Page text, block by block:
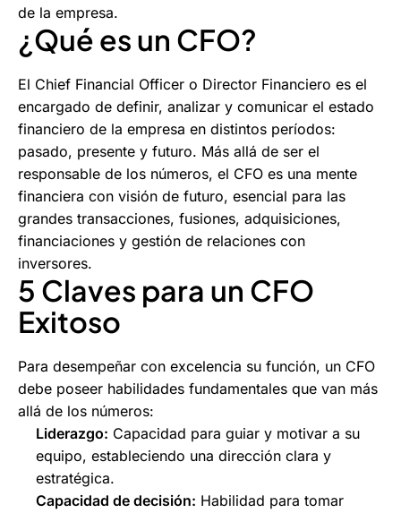
de la empresa.
¿Qué es un CFO?
El Chief Financial Officer o Director Financiero es el
encargado de definir, analizar y comunicar el estado
financiero de la empresa en distintos períodos:
pasado, presente y futuro. Más allá de ser el
responsable de los números, el CFO es una mente
financiera con visión de futuro, esencial para las
grandes transacciones, fusiones, adquisiciones,
financiaciones y gestión de relaciones con
inversores.
5 Claves para un CFO
Exitoso
Para desempeñar con excelencia su función, un CFO
debe poseer habilidades fundamentales que van más
allá de los números:
Liderazgo: Capacidad para guiar y motivar a su
equipo, estableciendo una dirección clara y
estratégica.
Capacidad de decisión: Habilidad para tomar